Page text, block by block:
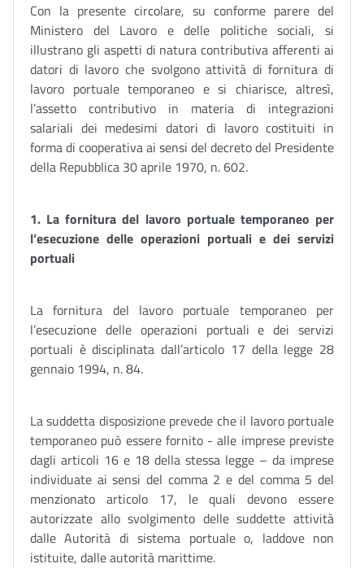
Con la presente circolare, su conforme parere del
Ministero del Lavoro e delle politiche sociali, si
illustrano gli aspetti di natura contributiva afferenti ai
datori di lavoro che svolgono attività di fornitura di
lavoro portuale temporaneo e si chiarisce, altresì,
l’assetto contributivo in materia di integrazioni
salariali dei medesimi datori di lavoro costituiti in
forma di cooperativa ai sensi del decreto del Presidente
della Repubblica 30 aprile 1970, n. 602.
1. La fornitura del lavoro portuale temporaneo per
l’esecuzione delle operazioni portuali e dei servizi
portuali
La fornitura del lavoro portuale temporaneo per
l’esecuzione delle operazioni portuali e dei servizi
portuali è disciplinata dall’articolo 17 della legge 28
gennaio 1994, n. 84.
La suddetta disposizione prevede che il lavoro portuale
temporaneo può essere fornito - alle imprese previste
dagli articoli 16 e 18 della stessa legge – da imprese
individuate ai sensi del comma 2 e del comma 5 del
menzionato articolo 17, le quali devono essere
autorizzate allo svolgimento delle suddette attività
dalle Autorità di sistema portuale o, laddove non
istituite, dalle autorità marittime.